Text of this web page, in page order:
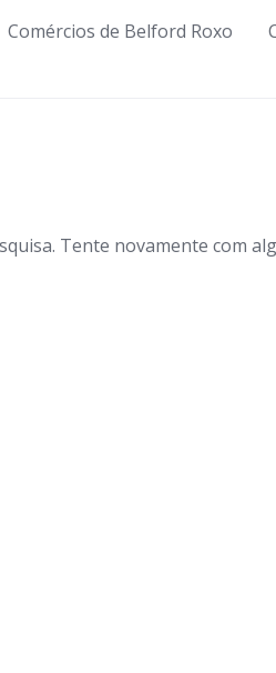
Comércios de Belford Roxo
Tente novamente com